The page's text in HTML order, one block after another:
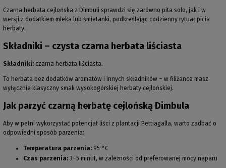
Czarna herbata cejlońska z Dimbuli sprawdzi się zarówno pita solo, jak i w
wersji z dodatkiem mleka lub śmietanki, podkreślając codzienny rytuał picia
herbaty.
Składniki – czysta czarna herbata liściasta
Składniki: czarna herbata liściasta.
To herbata bez dodatków aromatów i innych składników – w filiżance masz
wyłącznie klasyczny smak wysokogórskiej herbaty cejlońskiej.
Jak parzyć czarną herbatę cejlońską Dimbula
Aby w pełni wykorzystać potencjał liści z plantacji Pettiagalla, warto zadbać o
odpowiedni sposób parzenia:
Temperatura parzenia: 95 °C
Czas parzenia: 3–5 minut, w zależności od preferowanej mocy naparu